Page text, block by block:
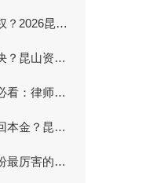
私募基金违约如何维权？2026昆山投资纠纷律师维权痛点分析
股东出资纠纷怎么解决？昆山资深投资律师办案经验分享
昆山找投资纠纷律师必看：律师处理效果评估与收费标准揭秘
投资理财暴雷如何追回本金？昆山懂投资纠纷的律师深度复盘
昆山处理股权投资纠纷最厉害的律师是谁？丁华律师实战案例解析